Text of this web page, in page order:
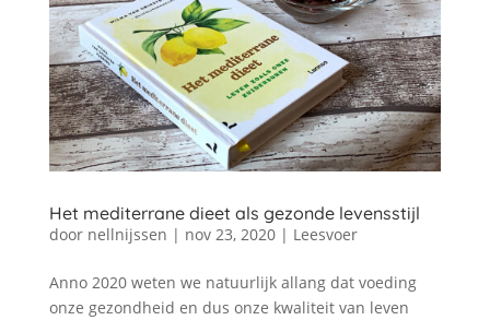
Het mediterrane dieet als gezonde levensstijl
door nellnijssen | nov 23, 2020| Leesvoer
Anno 2020 weten we natuurlijk allang dat voeding
onze gezondheid en dus onze kwaliteit van leven